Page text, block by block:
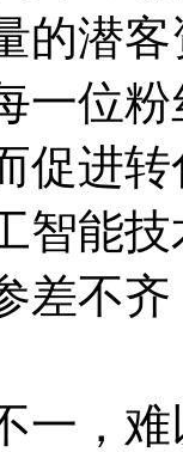
潜客
位粉丝
而促进
工智能
不齐
，